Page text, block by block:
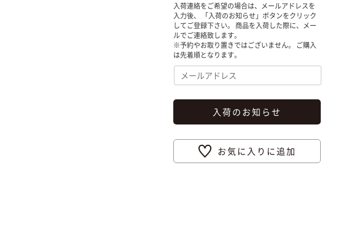
入荷連絡をご希望の場合は、メールアドレスを
入力後、 「入荷のお知らせ」ボタンをクリック
してご登録下さい。 商品を入荷した際に、メー
ルでご連絡致します。
※予約やお取り置きではございません。 ご購入
は先着順となります。
入荷のお知らせ
お気に入りに追加